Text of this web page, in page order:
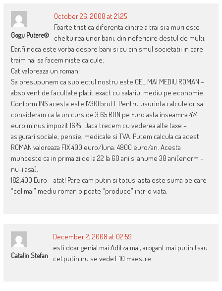
Gogu Putere®
October 26, 2008 at 21:25
Foarte trist ca diferenta dintre a trai si a muri este
cheltuirea unor bani, din nefericire destul de multi.
Dar,fiindca este vorba despre bani si cu cinismul societatii in care
traim hai sa facem niste calcule:
Cat valoreaza un roman!
Sa presupunem ca subiectul nostru este CEL MAI MEDIU ROMAN –
absolvent de facultate platit exact cu salariul mediu pe economie.
Conform INS acesta este 1730(brut). Pentru usurinta calculelor sa
consideram ca la un curs de 3.65 RON pe Euro asta inseamna 474
euro minus impozit 16%. Daca trecem cu vederea alte taxe –
asigurari sociale, pensie, medicale si TVA. Putem calcula ca acest
ROMAN valoreaza FIX 400 euro/luna. 4800 euro/an. Acesta
munceste ca in prima zi de la 22 la 60 ani si anume 38 ani(enorm –
nu-i asa).
182.400 Euro – atat! Pare cam putin si totusi asta este suma pe care
“cel mai” mediu roman o poate “produce” intr-o viata.
Catalin Stefan
December 2, 2008 at 02:59
esti doar genial mai Aditza mai, arogant mai putin (sau
cel putin nu se vede). 10 maestre